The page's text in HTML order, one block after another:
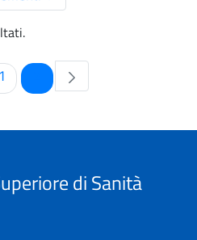
Pagina
1 Pagina
di Sanità